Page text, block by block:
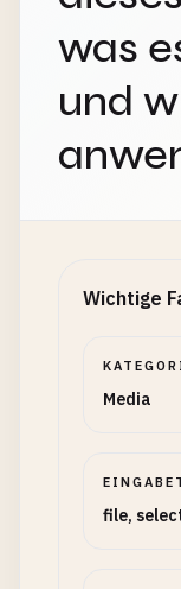
was
und
Wichtige
Media
file,